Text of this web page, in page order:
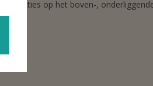
op het boven-,